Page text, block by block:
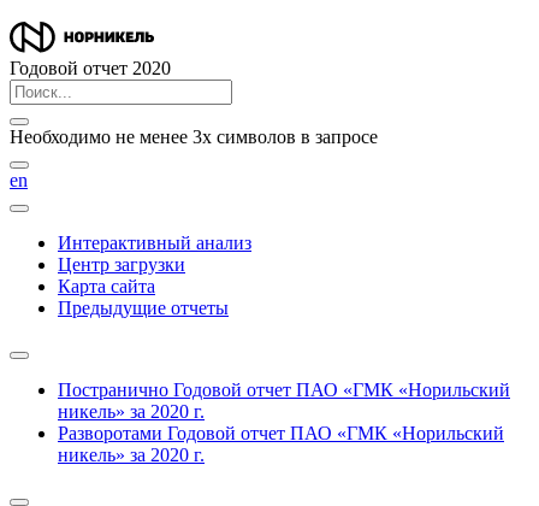
Годовой отчет 2020
Необходимо не менее 3х символов в запросе
en
Интерактивный анализ
Центр загрузки
Карта сайта
Предыдущие отчеты
Постранично Годовой отчет ПАО «ГМК «Норильский
никель» за 2020 г.
Разворотами Годовой отчет ПАО «ГМК «Норильский
никель» за 2020 г.